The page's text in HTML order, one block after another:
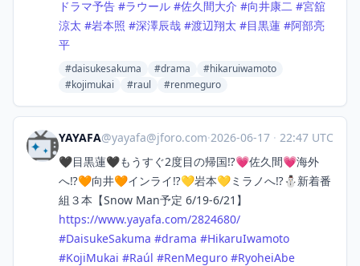
ドラマ予告 #ラウール #佐久間大介 #向井康二 #宮舘
涼太 #岩本照 #深澤辰哉 #渡辺翔太 #目黒蓮 #阿部亮
平
#daisukesakuma #drama
#hikaruiwamoto
#kojimukai
#raul #renmeguro
YAYAFA@yayafa@jforo.com·2026-06-17 · 22:47 UTC
🖤目黒蓮🖤もうすぐ2度目の帰国⁉️💗佐久間💗海外
へ⁉️🧡向井🧡インライ⁉️💛岩本💛ミラノへ⁉️⛄新着番
組３本【Snow Man予定 6/19-6/21】
https://www.yayafa.com/2824680/
#DaisukeSakuma #drama #HikaruIwamoto
#KojiMukai #Raúl #RenMeguro #RyoheiAbe